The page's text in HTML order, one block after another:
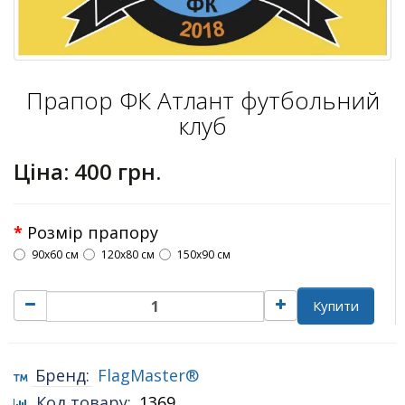
Прапор ФК Атлант футбольний
клуб
Ціна: 400 грн.
Розмір прапору
90х60 см 120х80 см 150х90 см
Купити
Бренд: FlagMaster®